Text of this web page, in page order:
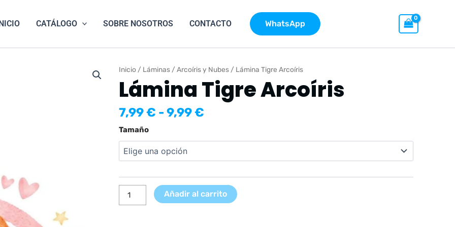
CATÁLOGO SOBRE NOSOTROS CONTACTO WhatsApp
Inicio / Láminas /Arcoíris y Nubes / Lámina Tigre Arcoíris
Lámina Tigre Arcoíris
7,99€ -9,99€
precios:
7,99 €
hasta
9,99 €
Tamaño
Lámina
Tigre
Arcoíris
Añadir al carrito